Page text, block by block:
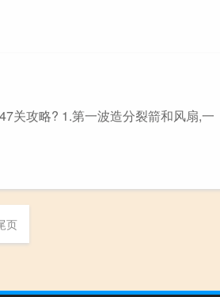
关攻略? 1.第一波造分裂箭和风扇,一
页